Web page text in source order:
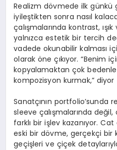
Realizm dövmede ilk günkü
iyileştikten sonra nasıl
çalışmalarında kontrast,
yalnızca estetik bir tercih
vadede okunabilir kalması
olarak öne çıkıyor. “Benim
kopyalamaktan çok
kompozisyon kurmak,” diyor
Sanatçının portfolio’sunda
sleeve çalışmalarında
farklı bir işlev kazanıyor.
eski bir dövme, gerçekçi bir
geçişleri ve çiçek